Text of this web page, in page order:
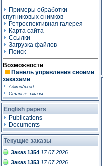
Примеры обработки
спутниковых снимков
Ретроспективная галерея
Карта сайта
Ссылки
Загрузка файлов
Поиск
Возможности
Панель управления своими
заказами
Админ/вход
Старые заказы
English papers
Publications
Documents
Текущие заказы
Заказ 1354 17.07.2026
Заказ 1353 17.07.2026